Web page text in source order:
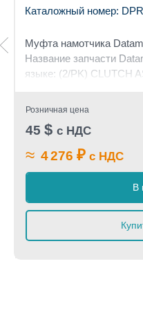
Каталожный номер:
Муфта намотчика
Название запчасти
языке: (2/PK) CLUTCH
Розничная цена
45 $ с НДС
≈ 4 276 ₽ с НДС
В